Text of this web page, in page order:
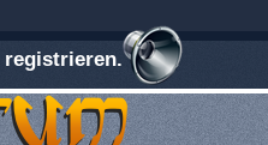
registrieren.